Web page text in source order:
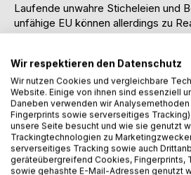
Laufende unwahre Sticheleien und
unfähige EU können allerdings zu
nur eine kleine Minderheit in
Praktisch schlafwandlerisch
Bruch Englands mit der EU führte.
Brexiteers hat das eigene Volk
Geißelhaft genommen.
Die europäisch gesinnten Schotten
einverstanden und haben mit der
gezeigt, dass sie aus dem
ausscheiden und sich wieder der
Wir respektieren den Datenschutz
Wir nutzen Cookies und vergleichbare
Website. Einige von ihnen sind essenziell
Daneben verwenden wir
Fingerprints sowie serverseitiges
unsere Seite besucht und wie sie genutzt
Trackingtechnologien zu
serverseitiges Tracking sowie auch
geräteübergreifend Cookies, Fingerprints,
sowie gehashte E-Mail-Adressen genutzt